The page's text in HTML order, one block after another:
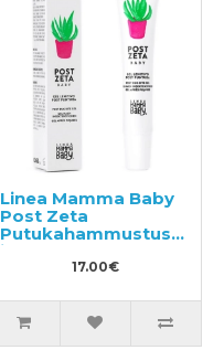
Linea Mamma Baby
Post Zeta
Putukahammustuse
järgne geel 20ml
17.00€